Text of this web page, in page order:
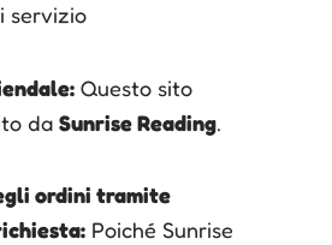
servizio
Questo sito
da Sunrise Reading.
ordini tramite
Poiché Sunrise